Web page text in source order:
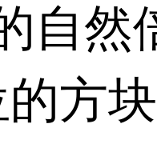
自然
方